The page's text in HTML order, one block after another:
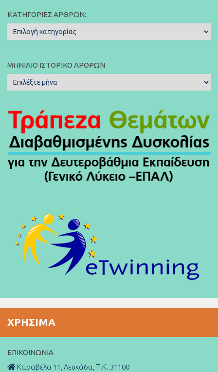
ΚΑΤΗΓΟΡΊΕΣ ΆΡΘΡΩΝ:
Κατηγορίες
Άρθρων:
ΜΗΝΙΑΊΟ ΙΣΤΟΡΙΚΌ ΆΡΘΡΩΝ
Μηνιαίο
Ιστορικό
ΧΡΉΣΙΜΑ
ΕΠΙΚΟΙΝΩΝΊΑ
Καραβέλα 11, Λευκάδα, Τ.Κ. 31100